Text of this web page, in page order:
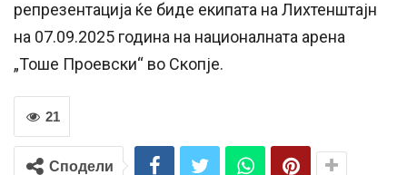
репрезентација ќе биде екипата на Лихтенштајн
на 07.09.2025 година на националната арена
„Тоше Проевски“ во Скопје.
21
Сподели